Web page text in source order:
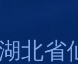
省